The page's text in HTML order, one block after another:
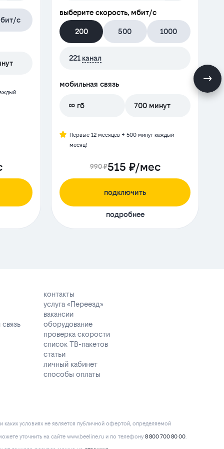
с
выберите скорость, мбит/с
200 500 1000
221 канал
мобильная связь
∞ гб 700 минут
Первые 12 месяцев + 500 минут каждый
месяц!
990 ₽515 ₽/мес
подключить
подробнее
контакты
услуга «Переезд»
вакансии
оборудование
проверка скорости
список ТВ-пакетов
статьи
личный кабинет
способы оплаты
условиях не является публичной офертой, определяемой
уточнить на сайте www.beeline.ru и по телефону 8 800 700 80 00.